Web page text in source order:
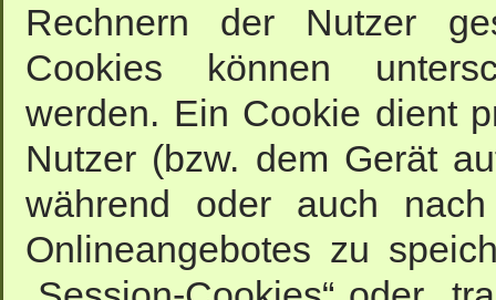
Rechnern der Nutzer
Cookies können
werden. Ein Cookie dient
Nutzer (bzw. dem Gerät
während oder auch
Onlineangebotes zu